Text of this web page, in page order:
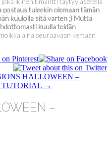
postaus tuleekin olemaan tämän
kuulolla sitä varten ;) Mutta
kuulla teidän
aina seuraavaan kertaan
HALLOWEEN –
→
–